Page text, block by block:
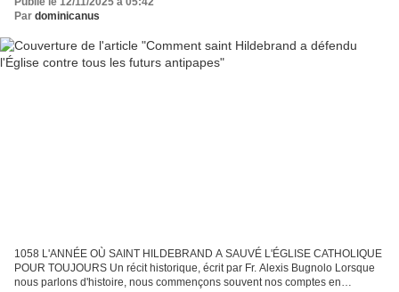
Par dominicanus
1058 L'ANNÉE OÙ SAINT HILDEBRAND A SAUVÉ L'ÉGLISE CATHOLIQUE
POUR TOUJOURS Un récit historique, écrit par Fr. Alexis Bugnolo Lorsque
nous parlons d'histoire, nous commençons souvent nos comptes en